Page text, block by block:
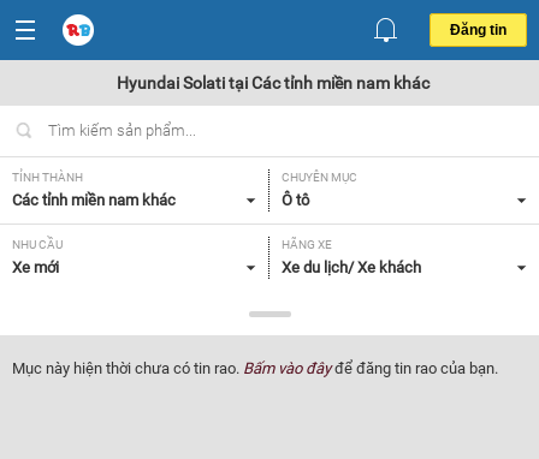
Đăng tin
Hyundai Solati tại Các tỉnh miền nam khác
TỈNH THÀNH
Các tỉnh miền nam khác
CHUYÊN MỤC
Ô tô
NHU CẦU
Xe mới
HÃNG XE
Xe du lịch/ Xe khách
Hyundai Solati
NĂM SẢN XUẤT
Tất cả
GIÁ XE XUẤT XỨ
Mục này hiện thời chưa có tin rao. Bấm vào đâyđể đăng tin rao của bạn.